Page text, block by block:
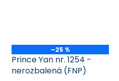
–25 %
Prince Yan nr. 1254 -
nerozbalená (FNP)